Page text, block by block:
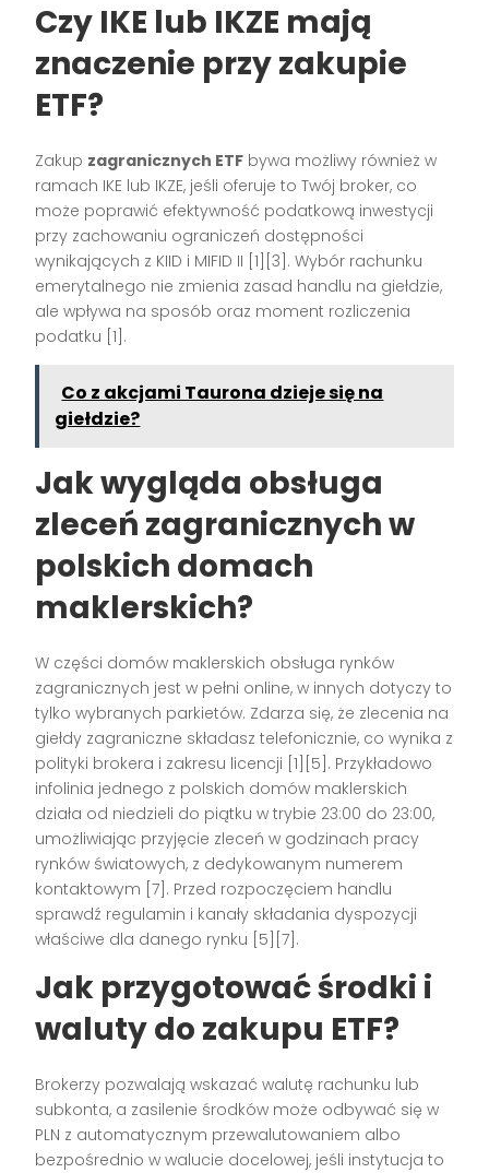
Czy IKE lub IKZE mają
znaczenie przy zakupie
ETF?
Zakup zagranicznych ETF bywa możliwy również w
ramach IKE lub IKZE, jeśli oferuje to Twój broker, co
może poprawić efektywność podatkową inwestycji
przy zachowaniu ograniczeń dostępności
wynikających z KIID i MIFID II [1][3]. Wybór rachunku
emerytalnego nie zmienia zasad handlu na giełdzie,
ale wpływa na sposób oraz moment rozliczenia
podatku [1].
Co z akcjami Taurona dzieje się na
giełdzie?
Jak wygląda obsługa
zleceń zagranicznych w
polskich domach
maklerskich?
W części domów maklerskich obsługa rynków
zagranicznych jest w pełni online, w innych dotyczy to
tylko wybranych parkietów. Zdarza się, że zlecenia na
giełdy zagraniczne składasz telefonicznie, co wynika z
polityki brokera i zakresu licencji [1][5]. Przykładowo
infolinia jednego z polskich domów maklerskich
działa od niedzieli do piątku w trybie 23:00 do 23:00,
umożliwiając przyjęcie zleceń w godzinach pracy
rynków światowych, z dedykowanym numerem
kontaktowym [7]. Przed rozpoczęciem handlu
sprawdź regulamin i kanały składania dyspozycji
właściwe dla danego rynku [5][7].
Jak przygotować środki i
waluty do zakupu ETF?
Brokerzy pozwalają wskazać walutę rachunku lub
subkonta, a zasilenie środków może odbywać się w
PLN z automatycznym przewalutowaniem albo
bezpośrednio w walucie docelowej, jeśli instytucja to